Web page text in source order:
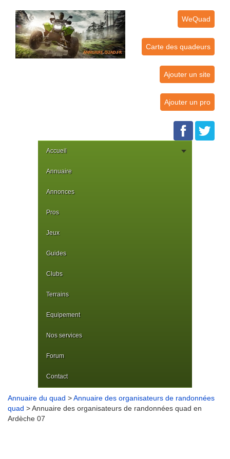
WeQuad
Carte des quadeurs
Ajouter un site
Ajouter un pro
Accueil
Annuaire
Annonces
Pros
Jeux
Guides
Clubs
Terrains
Equipement
Nos services
Forum
Contact
Annuaire du quad >Annuaire des organisateurs de randonnées
quad > Annuaire des organisateurs de randonnées quad en
Ardèche 07